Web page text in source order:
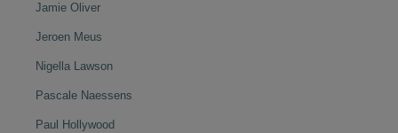
Jamie Oliver
Jeroen Meus
Nigella Lawson
Pascale Naessens
Paul Hollywood